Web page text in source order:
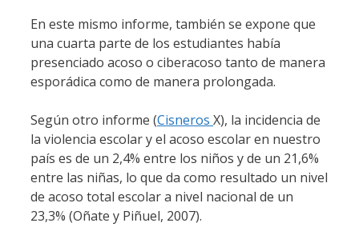
En este mismo informe, también se expone que
una cuarta parte de los estudiantes había
presenciado acoso o ciberacoso tanto de manera
esporádica como de manera prolongada.
Según otro informe (Cisneros X), la incidencia de
la violencia escolar y el acoso escolar en nuestro
país es de un 2,4% entre los niños y de un 21,6%
entre las niñas, lo que da como resultado un nivel
de acoso total escolar a nivel nacional de un
23,3% (Oñate y Piñuel, 2007).